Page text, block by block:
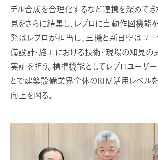
デル合成を合理化するなど連携を深めてき
見をさらに結集し、レブロに自動作図機能
発はレブロが担当し、三機と新日空はユ
備設計・施工における技術・現場の知見
実証を担う。標準機能としてレブロユーザ
とで建築設備業界全体のBIM活用レベル
向上を図る。